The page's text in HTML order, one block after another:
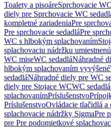
Toalety a pisoáreSprchovacie
diely pre Sprchovacie WC
kompletné zariadeniaPre
Pre sprchovacie sedadláPre
WC s hlbokým splachovaním
splachovaciu nádržku
WC miseWC sedadláNáhradné
hlbokým splachovaním vyvýšené
sedadláNáhradné diely pre WC
diely pre Stojace WCWC
splachovanímPríslušenstvo
PríslušenstvoOvládacie tlačidlá a
splachovacie nádržky SigmaPre
pre Pre podomietkové